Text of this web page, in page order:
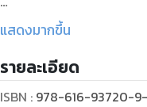
พระสงฆ์รูปนั้น เดินห่างอ
--ไม่มีอะไรหรอก คงเป็นเ
แสดงมากขึ้น
รายละเอียด
ISBN : 978-616-93720-